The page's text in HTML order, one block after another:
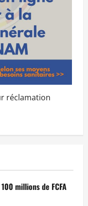
réclamation
millions de FCFA